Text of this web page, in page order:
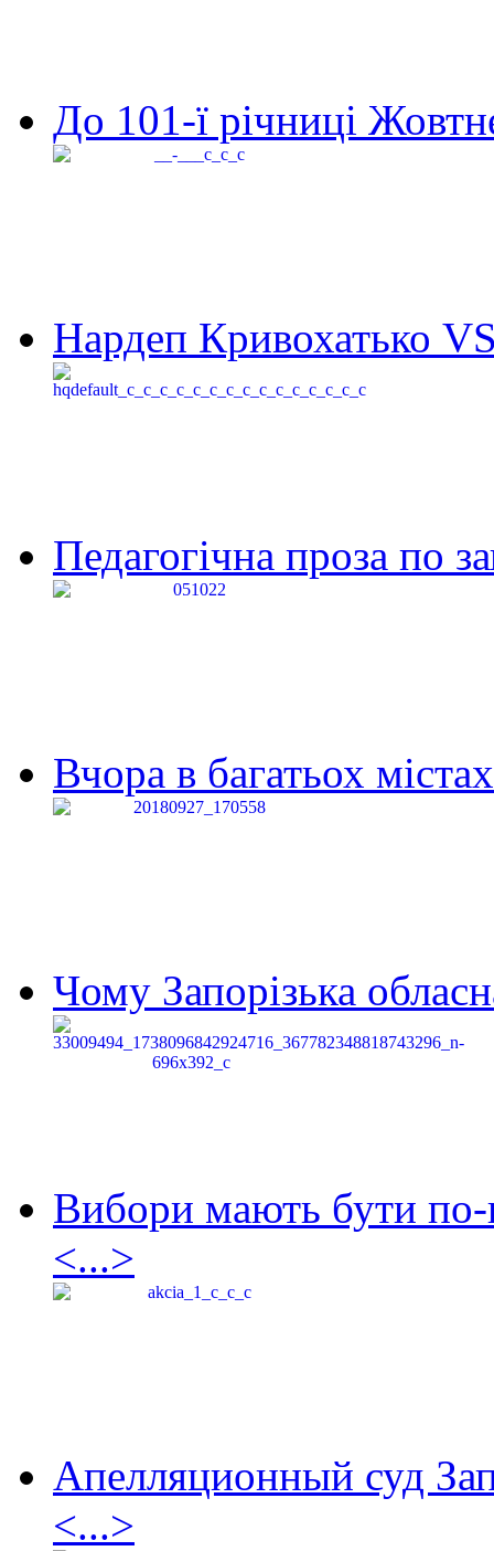
До 101-ї річниці
Нардеп Кривохатько
Педагогічна проза по
Вчора в багатьох
Чому Запорізька
Вибори мають бути по-
<...>
Апелляционный суд
<...>